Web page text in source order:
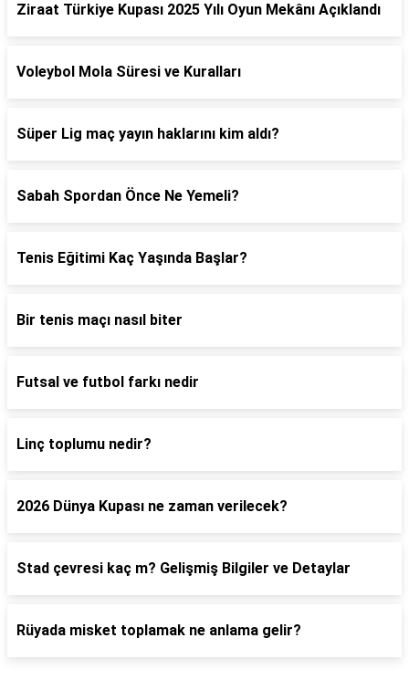
Ziraat Türkiye Kupası 2025 Yılı Oyun Mekânı Açıklandı
Voleybol Mola Süresi ve Kuralları
Süper Lig maç yayın haklarını kim aldı?
Sabah Spordan Önce Ne Yemeli?
Tenis Eğitimi Kaç Yaşında Başlar?
Bir tenis maçı nasıl biter
Futsal ve futbol farkı nedir
Linç toplumu nedir?
2026 Dünya Kupası ne zaman verilecek?
Stad çevresi kaç m? Gelişmiş Bilgiler ve Detaylar
Rüyada misket toplamak ne anlama gelir?